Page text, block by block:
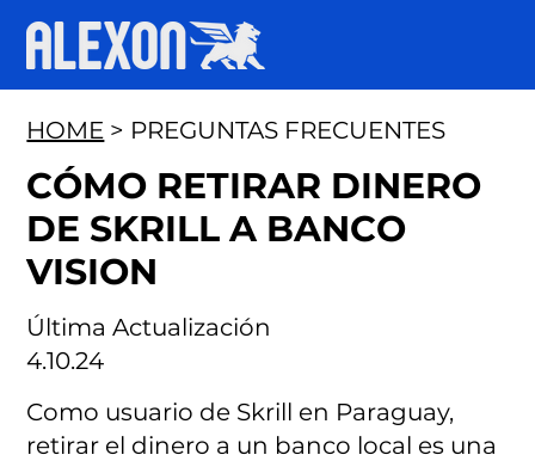
Última Actualización
4.10.24
HOME > PREGUNTAS FRECUENTES
CÓMO RETIRAR DINERO
DE SKRILL A BANCO
VISION
Como usuario de Skrill en Paraguay,
retirar el dinero a un banco local es una